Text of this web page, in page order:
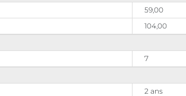
59,00
104,00
7
2 ans